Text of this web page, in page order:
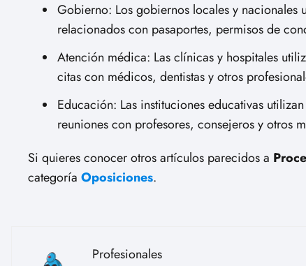
Gobierno: Los gobiernos locales y
relacionados con pasaportes, permisos de
Atención médica: Las clínicas y hospitales
citas con médicos, dentistas y otros
Educación: Las instituciones educativas
reuniones con profesores, consejeros y otros
Si quieres conocer otros artículos parecidos a
categoría Oposiciones.
Profesionales